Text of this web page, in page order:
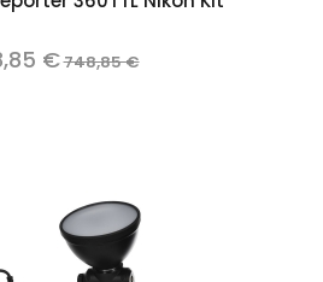
€748,85 €